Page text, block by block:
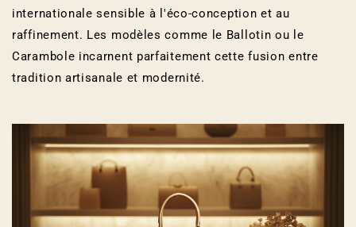
internationale sensible à l'éco-conception et au
raffinement. Les modèles comme le Ballotin ou le
Carambole incarnent parfaitement cette fusion entre
tradition artisanale et modernité.